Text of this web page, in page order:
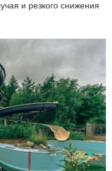
и резкого снижения